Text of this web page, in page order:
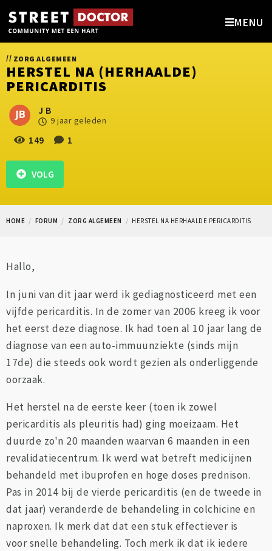
MENU
// ZORG ALGEMEEN
HERSTEL NA (HERHAALDE)
PERICARDITIS
J B
9 jaar geleden
149 1
VOLG
HOME FORUM ZORG ALGEMEEN HERSTEL NA HERHAALDE PERICARDITIS
Hallo,
In juni van dit jaar werd ik gediagnosticeerd met een
vijfde pericarditis. In de zomer van 2006 kreeg ik voor
het eerst deze diagnose. Ik had toen al 10 jaar lang de
diagnose van een auto-immuunziekte (sinds mijn
17de) die steeds ook wordt gezien als onderliggende
oorzaak.
Het herstel na de eerste keer (toen ik zowel
pericarditis als pleuritis had) ging moeizaam. Het
duurde zo'n 20 maanden waarvan 6 maanden in een
revalidatiecentrum. Ik werd wat betreft medicijnen
behandeld met ibuprofen en hoge doses prednison.
Pas in 2014 bij de vierde pericarditis (en de tweede in
dat jaar) veranderde de behandeling in colchicine en
naproxen. Ik merk dat dat een stuk effectiever is
voor snelle behandeling. Toch merk ik dat ik iedere